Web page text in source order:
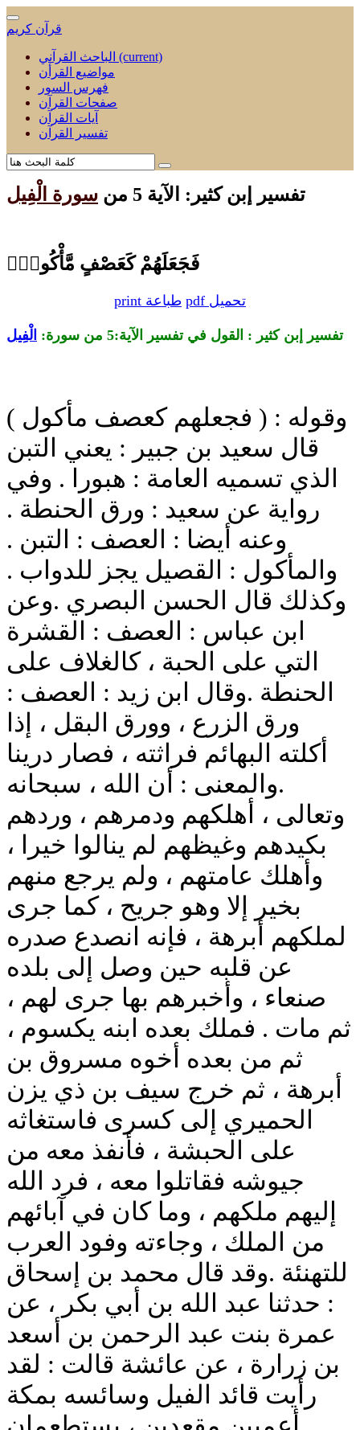
قرآن كريم
(current)
مواضيع القرأن
فهرس السور
صفحات القرآن
آيات القرآن
تفسير القرآن
تفسير إبن كثير: الآية 5 من سورة الْفِيل
فَجَعَلَهُمْ كَعَصْفٍ مَّأْكُولٍۭ
print طباعة pdf تحميل
تفسير إبن كثير : القول في تفسير الآية:5 من سورة: الْفِيل
وقوله : ( فجعلهم كعصف مأكول )
قال سعيد بن جبير : يعني التبن
الذي تسميه العامة : هبورا . وفي
رواية عن سعيد : ورق الحنطة .
وعنه أيضا : العصف : التبن .
والمأكول : القصيل يجز للدواب .
وكذلك قال الحسن البصري .وعن
ابن عباس : العصف : القشرة
التي على الحبة ، كالغلاف على
الحنطة .وقال ابن زيد : العصف :
ورق الزرع ، وورق البقل ، إذا
أكلته البهائم فراثته ، فصار درينا
.والمعنى : أن الله ، سبحانه
وتعالى ، أهلكهم ودمرهم ، وردهم
بكيدهم وغيظهم لم ينالوا خيرا ،
وأهلك عامتهم ، ولم يرجع منهم
بخير إلا وهو جريح ، كما جرى
لملكهم أبرهة ، فإنه انصدع صدره
عن قلبه حين وصل إلى بلده
صنعاء ، وأخبرهم بها جرى لهم ،
ثم مات . فملك بعده ابنه يكسوم ،
ثم من بعده أخوه مسروق بن
أبرهة ، ثم خرج سيف بن ذي يزن
الحميري إلى كسرى فاستغاثه
على الحبشة ، فأنفذ معه من
جيوشه فقاتلوا معه ، فرد الله
إليهم ملكهم ، وما كان في آبائهم
من الملك ، وجاءته وفود العرب
للتهنئة .وقد قال محمد بن إسحاق
: حدثنا عبد الله بن أبي بكر ، عن
عمرة بنت عبد الرحمن بن أسعد
بن زرارة ، عن عائشة قالت : لقد
رأيت قائد الفيل وسائسه بمكة